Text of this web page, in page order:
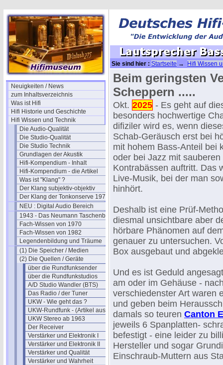
Neuigkeiten / News
zum Inhaltsverzeichnis
Was ist Hifi
Hifi Historie und Geschichte
Hifi Wissen und Technik
Die Audio-Qualität
Die Studio-Qualität
Die Studio Technik
Grundlagen der Akustik
Hifi-Kompendium - Inhalt
Hifi-Kompendium - die Artikel
Was ist "Klang" ?
Der Klang subjektiv-objektiv
Der Klang der Tonkonserve 1979
NEU : Digital Audio Bereich
1943 - Das Neumann Taschenbuch
Fach-Wissen von 1970
Fach-Wissen von 1982
Legendenbildung und Träume
(1) Die Speicher / Medien
(2) Die Quellen / Geräte
über die Rundfunksender
über die Rundfunkstudios
A/D Studio Wandler (BTS)
Das Radio / der Tuner
UKW - Wie geht das ?
UKW-Rundfunk - (Artikel aus 1950)
UKW Stereo ab 1963
Der Receiver
Verstärker und Elektronik I
Verstärker und Elektronik II
Verstärker und Qualität
Verstärker und Wahrheit
Sie sind hier : Startseite →
Hifi Wissen
Beim geringsten
Scheppern .....
Okt. 2025 - Es geht auf
besonders hochwertige
difiziler wird es, wenn
Schab-Geräusch erst bei
mit hohem Bass-Anteil bei
oder bei Jazz mit
Kontrabässen auftritt. Das
Live-Musik, bei der man
hinhört.
Deshalb ist eine Prüf-
diesmal unsichtbare aber
hörbare Phänomen auf
genauer zu untersuchen.
Box ausgebaut und
Und es ist Geduld
am oder im Gehäuse -
verschiedenster Art waren
und geben beim
damals so teuren Canton
jeweils 6 Spanplatten-
befestigt - eine leider zu
Hersteller und sogar
Einschraub-Muttern aus